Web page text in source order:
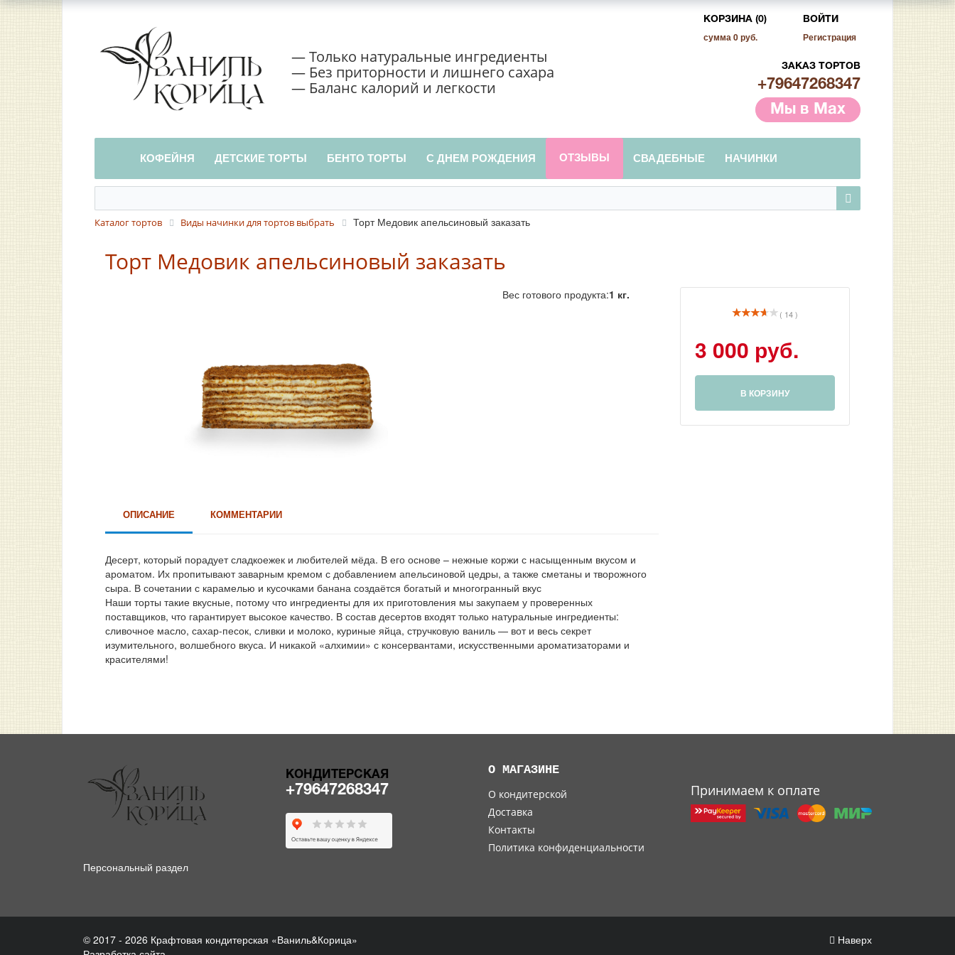
— Только натуральные ингредиенты
— Без приторности и лишнего сахара
— Баланс калорий и легкости
ВОЙТИ
Регистрация
КОРЗИНА (0)
сумма0 руб.
ЗАКАЗ ТОРТОВ
+79647268347
Мы в Max
КОФЕЙНЯ ДЕТСКИЕ ТОРТЫ БЕНТО ТОРТЫ С ДНЕМ РОЖДЕНИЯ ОТЗЫВЫ СВАДЕБНЫЕ НАЧИНКИ
Каталог тортов Виды начинки для тортов выбрать Торт Медовик апельсиновый заказать
Торт Медовик апельсиновый заказать
Вес готового продукта:1 кг.
( 14 )
3 000 руб.
В КОРЗИНУ
ОПИСАНИЕ КОММЕНТАРИИ
Десерт, который порадует сладкоежек и любителей мёда. В его основе – нежные коржи с насыщенным вкусом и
ароматом. Их пропитывают заварным кремом с добавлением апельсиновой цедры, а также сметаны и творожного
сыра. В сочетании с карамелью и кусочками банана создаётся богатый и многогранный вкус
Наши торты такие вкусные, потому что ингредиенты для их приготовления мы закупаем у проверенных
поставщиков, что гарантирует высокое качество. В состав десертов входят только натуральные ингредиенты:
сливочное масло, сахар-песок, сливки и молоко, куриные яйца, стручковую ваниль — вот и весь секрет
изумительного, волшебного вкуса. И никакой «алхимии» с консервантами, искусственными ароматизаторами и
красителями!
О МАГАЗИНЕ
О кондитерской
Доставка
Контакты
Политика конфиденциальности
КОНДИТЕРСКАЯ
+79647268347 Принимаем к оплате
Персональный раздел
© 2017 - 2026 Крафтовая кондитерская «Ваниль&Корица»
Наверх